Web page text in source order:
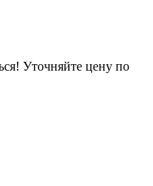
Уточняйте цену по